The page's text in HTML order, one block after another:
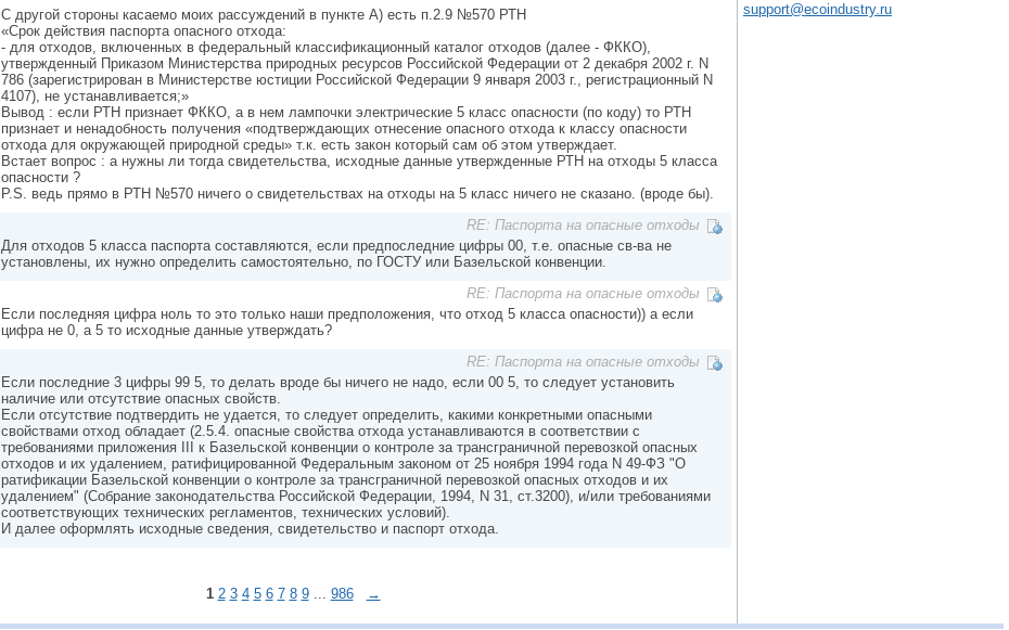
С другой стороны касаемо моих рассуждений в пункте А) есть п.2.9 №570 РТН
«Срок действия паспорта опасного отхода:
- для отходов, включенных в федеральный классификационный каталог отходов (далее - ФККО),
утвержденный Приказом Министерства природных ресурсов Российской Федерации от 2 декабря 2002 г. N
786 (зарегистрирован в Министерстве юстиции Российской Федерации 9 января 2003 г., регистрационный N
4107), не устанавливается;»
Вывод : если РТН признает ФККО, а в нем лампочки электрические 5 класс опасности (по коду) то РТН
признает и ненадобность получения «подтверждающих отнесение опасного отхода к классу опасности
отхода для окружающей природной среды» т.к. есть закон который сам об этом утверждает.
Встает вопрос : а нужны ли тогда свидетельства, исходные данные утвержденные РТН на отходы 5 класса
опасности ?
P.S. ведь прямо в РТН №570 ничего о свидетельствах на отходы на 5 класс ничего не сказано. (вроде бы).
RE: Паспорта на опасные отходы
Для отходов 5 класса паспорта составляются, если предпоследние цифры 00, т.е. опасные св-ва не
установлены, их нужно определить самостоятельно, по ГОСТУ или Базельской конвенции.
RE: Паспорта на опасные отходы
Если последняя цифра ноль то это только наши предположения, что отход 5 класса опасности)) а если
цифра не 0, а 5 то исходные данные утверждать?
RE: Паспорта на опасные отходы
Если последние 3 цифры 99 5, то делать вроде бы ничего не надо, если 00 5, то следует установить
наличие или отсутствие опасных свойств.
Если отсутствие подтвердить не удается, то следует определить, какими конкретными опасными
свойствами отход обладает (2.5.4. опасные свойства отхода устанавливаются в соответствии с
требованиями приложения III к Базельской конвенции о контроле за трансграничной перевозкой опасных
отходов и их удалением, ратифицированной Федеральным законом от 25 ноября 1994 года N 49-ФЗ "О
ратификации Базельской конвенции о контроле за трансграничной перевозкой опасных отходов и их
удалением" (Собрание законодательства Российской Федерации, 1994, N 31, ст.3200), и/или требованиями
соответствующих технических регламентов, технических условий).
И далее оформлять исходные сведения, свидетельство и паспорт отхода.
1 2 3 4 5 6 7 8 9... 986 →
support@ecoindustry.ru